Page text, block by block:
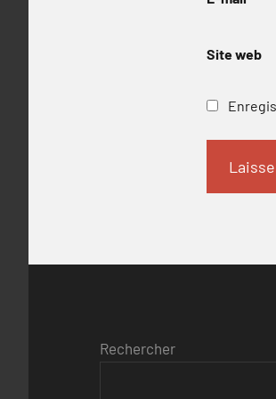
Site web
Rechercher